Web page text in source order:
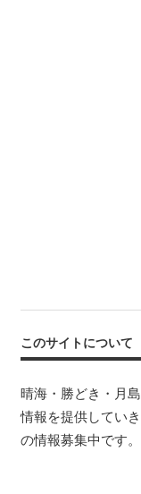
このサイトについて
晴海・勝どき・月
情報を提供してい
の情報募集中です。